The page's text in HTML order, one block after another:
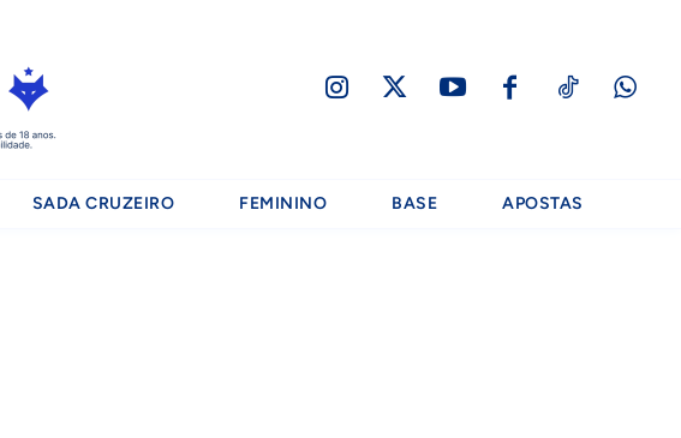
SADA CRUZEIRO FEMININO BASE APOSTAS